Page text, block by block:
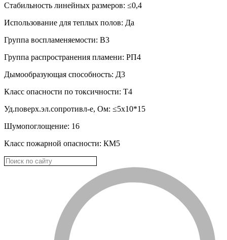
Стабильность линейных размеров: ≤0,4
Использование для теплых полов: Да
Группа воспламеняемости: В3
Группа распространения пламени: РП4
Дымообразующая способность: Д3
Класс опасности по токсичности: Т4
Уд.поверх.эл.сопротивл-е, Ом: ≤5х10*15
Шумопоглощение: 16
Класс пожарной опасности: КМ5